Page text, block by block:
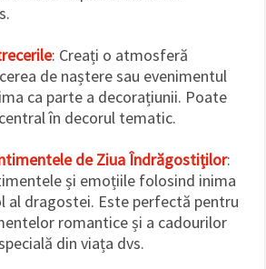
: Creați o atmosferă
de naștere sau evenimentul
ca parte a decorațiunii. Poate
în decorul tematic.
de Ziua Îndrăgostiților:
și emoțiile folosind inima
al dragostei. Este perfectă pentru
romantice și a cadourilor
din viața dvs.